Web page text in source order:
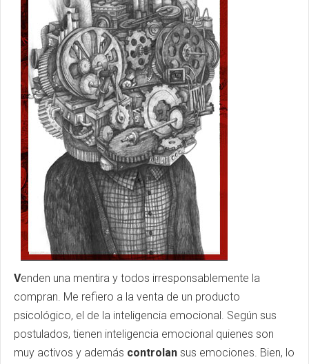
Venden una mentira y todos irresponsablemente la
compran. Me refiero a la venta de un producto
psicológico, el de la inteligencia emocional. Según sus
postulados, tienen inteligencia emocional quienes son
muy activos y además controlan sus emociones. Bien, lo